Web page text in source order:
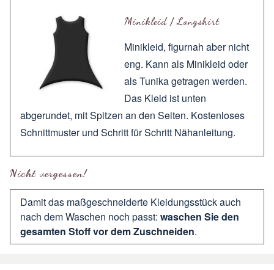
Minikleid / Longshirt
Minikleid, figurnah aber nicht
eng. Kann als Minikleid oder
als Tunika getragen werden.
Das Kleid ist unten
abgerundet, mit Spitzen an den Seiten. Kostenloses
Schnittmuster und Schritt für Schritt Nähanleitung.
Nicht vergessen!
Damit das maßgeschneiderte Kleidungsstück auch
nach dem Waschen noch passt: waschen Sie den
gesamten Stoff vor dem Zuschneiden.